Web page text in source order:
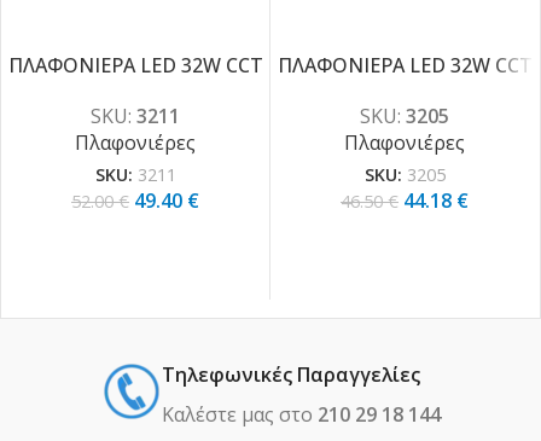
-5%
ΠΛΑΦΟΝΙΕΡΑ LED 32W CCT
SKU: 3211
Πλαφονιέρες
SKU: 3211
52.00€ 49.40 €
-5%
ΠΛΑΦΟΝΙΕΡΑ LED 32W CCT
SKU: 3205
Πλαφονιέρες
SKU: 3205
46.50€ 44.18 €
Τηλεφωνικές Παραγγελίες
Καλέστε μας στο 210 29 18 144